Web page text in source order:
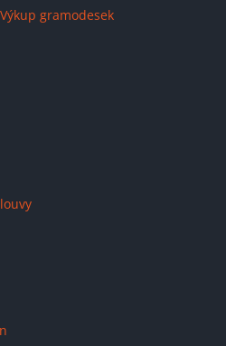
Výkup gramodesek